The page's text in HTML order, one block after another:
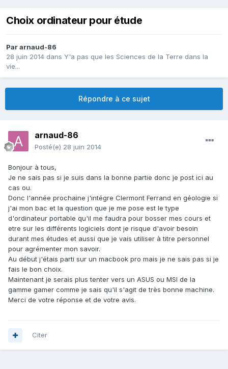
Choix ordinateur pour étude
Pararnaud-86
28 juin 2014 dans Y'a pas que les Sciences de la Terre dans la
vie...
Répondre à ce sujet
arnaud-86
Posté(e) 28 juin 2014
Bonjour à tous,
Je ne sais pas si je suis dans la bonne partie donc je post ici au
cas ou.
Donc l'année prochaine j'intégre Clermont Ferrand en géologie si
j'ai mon bac et la question que je me pose est le type
d'ordinateur portable qu'il me faudra pour bosser mes cours et
etre sur les différents logiciels dont je risque d'avoir besoin
durant mes études et aussi que je vais utiliser à titre personnel
pour agrémenter mon savoir.
Au début j'étais parti sur un macbook pro mais je ne sais pas si je
fais le bon choix.
Maintenant je serais plus tenter vers un ASUS ou MSI de la
gamme gamer comme je sais qu'il s'agit de très bonne machine.
Merci de votre réponse et de votre avis.
Citer